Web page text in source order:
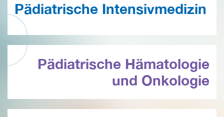
Pädiatrische Intensivmedizin
Pädiatrische Hämatologie
und Onkologie